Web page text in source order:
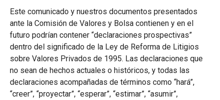
Este comunicado y nuestros documentos presentados
ante la Comisión de Valores y Bolsa contienen y en el
futuro podrían contener “declaraciones prospectivas”
dentro del significado de la Ley de Reforma de Litigios
sobre Valores Privados de 1995. Las declaraciones que
no sean de hechos actuales o históricos, y todas las
declaraciones acompañadas de términos como “hará”,
“creer”, “proyectar”, “esperar”, “estimar”, “asumir”,